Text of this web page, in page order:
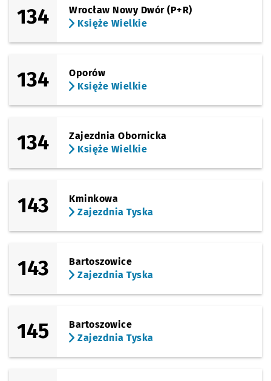
Arabska
134
Wrocław Nowy Dwór (P+R)
Księże Wielkie
134
Oporów
Księże Wielkie
134
Zajezdnia Obornicka
Księże Wielkie
143
Kminkowa
Zajezdnia Tyska
143
Bartoszowice
Zajezdnia Tyska
145
Bartoszowice
Zajezdnia Tyska